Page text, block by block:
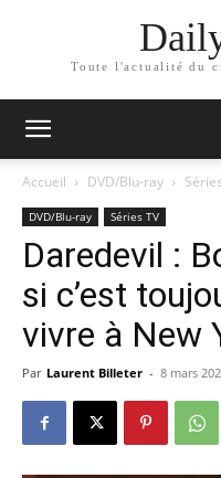
Toute l'actualité du
Accueil DVD/Blu-ray
DVD/Blu-ray Séries TV
Daredevil :
si c’est
vivre à New
Par Laurent Billeter - 8 mars